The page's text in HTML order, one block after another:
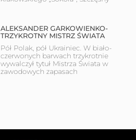
ALEKSANDER GARKOWIENKO-
TRZYKROTNY MISTRZ ŚWIATA
Pół Polak, pół Ukrainiec. W biało-
czerwonych barwach trzykrotnie
wywalczył tytuł Mistrza Świata w
zawodowych zapasach